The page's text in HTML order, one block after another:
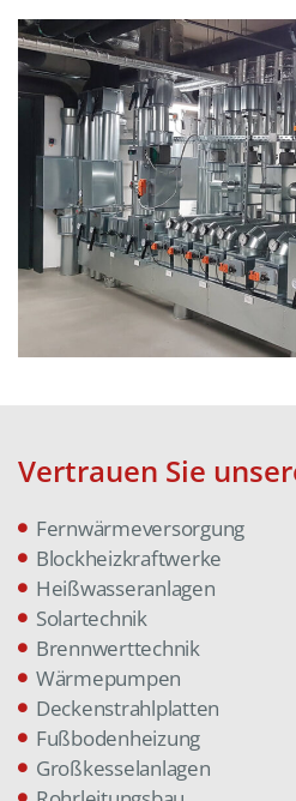
Vertrauen Sie
Fernwärmeversorgung
Blockheizkraftwerke
Heißwasseranlagen
Solartechnik
Brennwerttechnik
Wärmepumpen
Deckenstrahlplatten
Fußbodenheizung
Großkesselanlagen